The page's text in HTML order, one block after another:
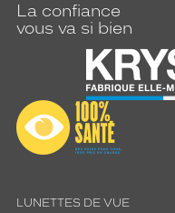
La confiance
vous va si bien
LUNETTES DE VUE